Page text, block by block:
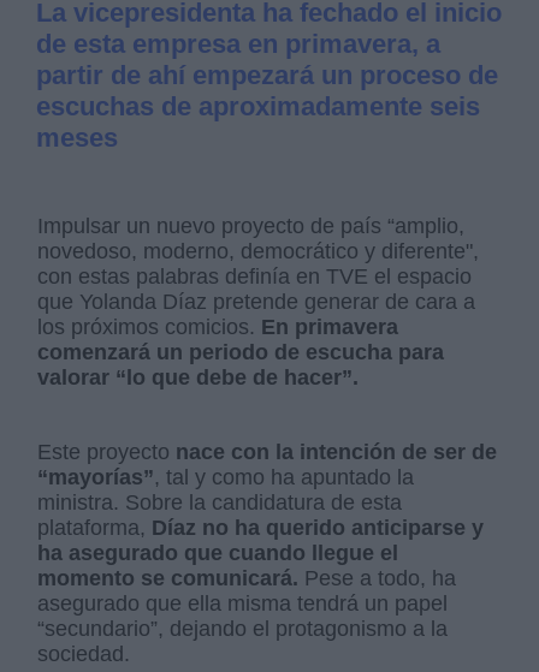
La vicepresidenta ha fechado el inicio
de esta empresa en primavera, a
partir de ahí empezará un proceso de
escuchas de aproximadamente seis
meses
Impulsar un nuevo proyecto de país “amplio,
novedoso, moderno, democrático y diferente",
con estas palabras definía en TVE el espacio
que Yolanda Díaz pretende generar de cara a
los próximos comicios. En primavera
comenzará un periodo de escucha para
valorar “lo que debe de hacer”.
Este proyecto nace con la intención de ser de
“mayorías”, tal y como ha apuntado la
ministra. Sobre la candidatura de esta
plataforma, Díaz no ha querido anticiparse y
ha asegurado que cuando llegue el
momento se comunicará. Pese a todo, ha
asegurado que ella misma tendrá un papel
“secundario”, dejando el protagonismo a la
sociedad.